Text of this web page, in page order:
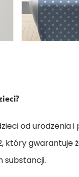
od urodzenia
który gwarantuje
substancji.